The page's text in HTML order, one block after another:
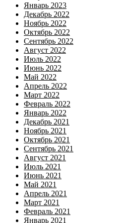
Январь 2023
Декабрь 2022
Ноябрь 2022
Октябрь 2022
Сентябрь 2022
Август 2022
Июль 2022
Июнь 2022
Май 2022
Апрель 2022
Март 2022
Февраль 2022
Январь 2022
Декабрь 2021
Ноябрь 2021
Октябрь 2021
Сентябрь 2021
Август 2021
Июль 2021
Июнь 2021
Май 2021
Апрель 2021
Март 2021
Февраль 2021
Январь 2021